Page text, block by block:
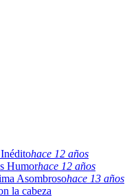
Inéditohace 12 años
Humorhace 12 años
Asombrosohace 13 años